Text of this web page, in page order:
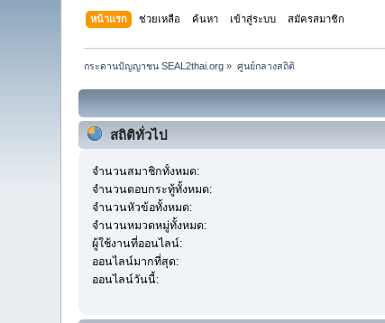
หน้าแรก ช่วยเหลือ ค้นหา เข้าสู่ระบบ สมัครสมาชิก
กระดานปัญญาชน SEAL2thai.org » ศูนย์กลางสถิติ
สถิติทั่วไป
จำนวนสมาชิกทั้งหมด:
จำนวนตอบกระทู้ทั้งหมด:
จำนวนหัวข้อทั้งหมด:
จำนวนหมวดหมู่ทั้งหมด:
ผู้ใช้งานที่ออนไลน์:
ออนไลน์มากที่สุด:
ออนไลน์วันนี้: